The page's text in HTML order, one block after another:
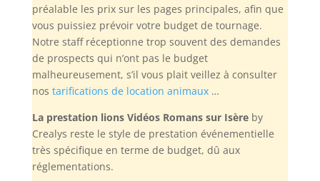
préalable les prix sur les pages principales, afin que
vous puissiez prévoir votre budget de tournage.
Notre staff réceptionne trop souvent des demandes
de prospects qui n’ont pas le budget
malheureusement, s’il vous plait veillez à consulter
nos tarifications de location animaux…
La prestation lions Vidéos Romans sur Isèreby
Crealys reste le style de prestation événementielle
très spécifique en terme de budget, dû aux
réglementations.